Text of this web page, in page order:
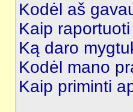
Kodėl aš
Kaip
Ką daro
Kodėl mano
Kaip priminti